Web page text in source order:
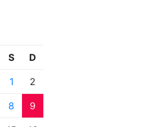
S D
1 2
8 9